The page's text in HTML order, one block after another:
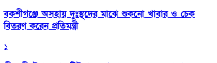
বকশীগঞ্জে অসহায় দুঃস্থদের মাঝে শুকনো খাবার ও চেক
বিতরণ করেন প্রতিমন্ত্রী
১